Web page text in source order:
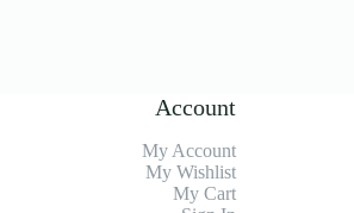
Account
My Account
My Wishlist
My Cart